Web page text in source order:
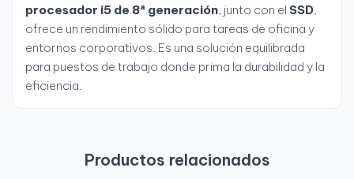
procesador i5 de 8ª generación, junto con el SSD,
ofrece un rendimiento sólido para tareas de oficina y
entornos corporativos. Es una solución equilibrada
para puestos de trabajo donde prima la durabilidad y la
eficiencia.
Productos relacionados